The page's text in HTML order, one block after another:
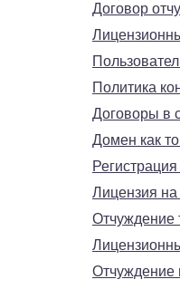
Договор
Политика
Договоры в
Домен как
Лицензия
Отчуждение
Отчуждение